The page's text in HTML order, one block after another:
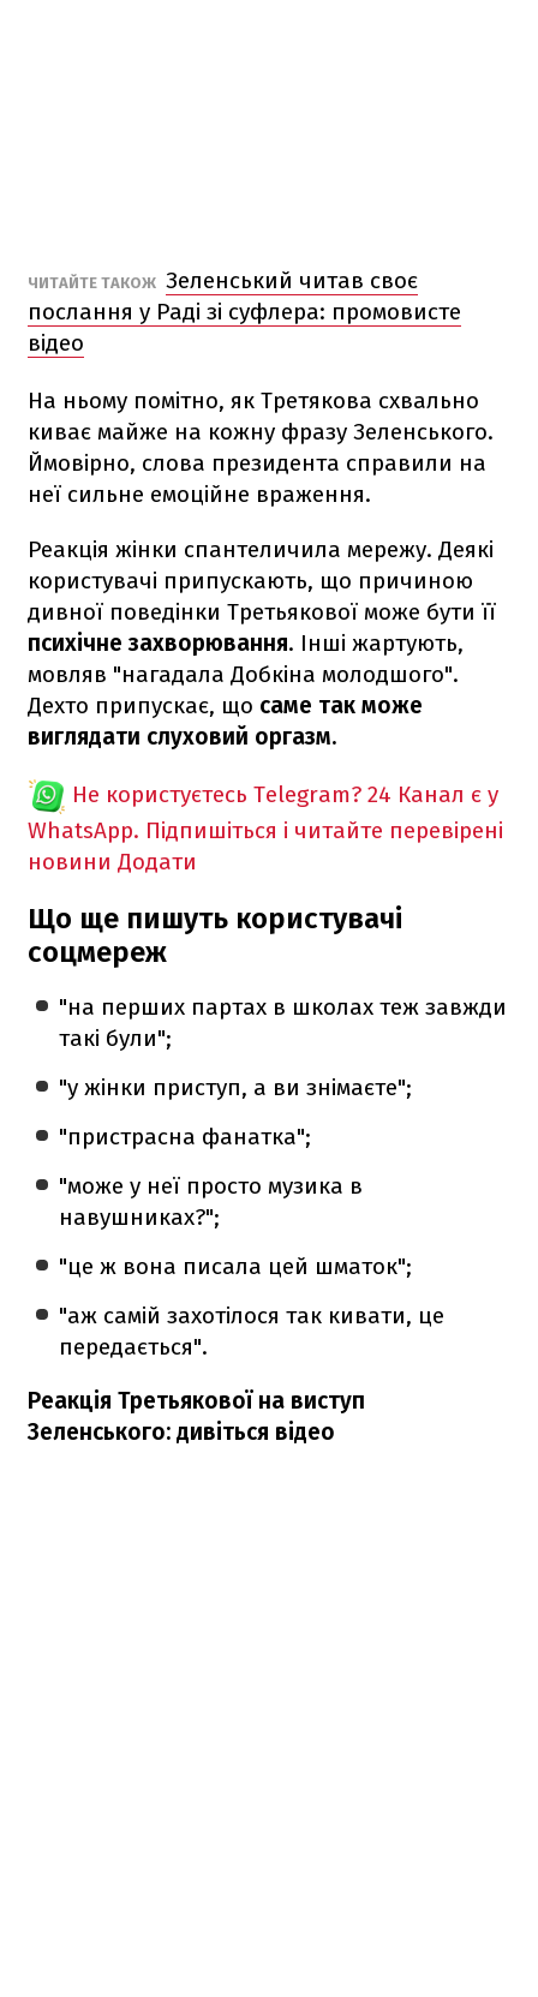
ЧИТАЙТЕ ТАКОЖ Зеленський читав своє
послання у Раді зі суфлера: промовисте
відео
На ньому помітно, як Третякова схвально
киває майже на кожну фразу Зеленського.
Ймовірно, слова президента справили на
неї сильне емоційне враження.
Реакція жінки спантеличила мережу. Деякі
користувачі припускають, що причиною
дивної поведінки Третьякової може бути її
психічне захворювання. Інші жартують,
мовляв "нагадала Добкіна молодшого".
Дехто припускає, що саме так може
виглядати слуховий оргазм.
Не користуєтесь Telegram? 24 Канал є у
WhatsApp. Підпишіться і читайте перевірені
новини Додати
Що ще пишуть користувачі
соцмереж
"на перших партах в школах теж завжди
такі були";
"у жінки приступ, а ви знімаєте";
"пристрасна фанатка";
"може у неї просто музика в
навушниках?";
"це ж вона писала цей шматок";
"аж самій захотілося так кивати, це
передається".
Реакція Третьякової на виступ
Зеленського: дивіться відео